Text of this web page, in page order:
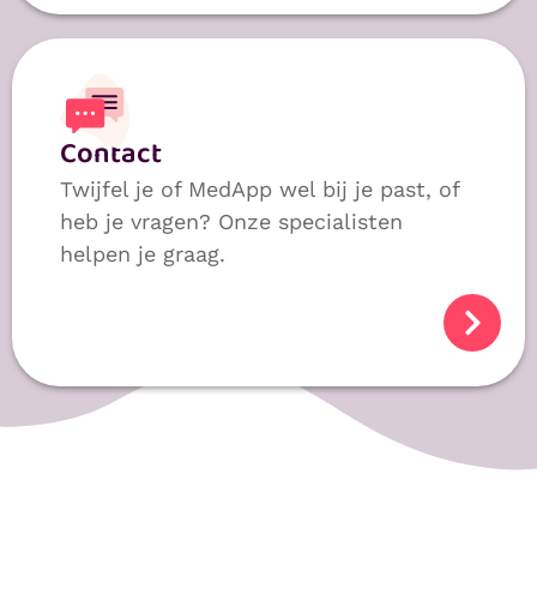
Contact
Twijfel je of MedApp wel bij je past, of
heb je vragen? Onze specialisten
helpen je graag.